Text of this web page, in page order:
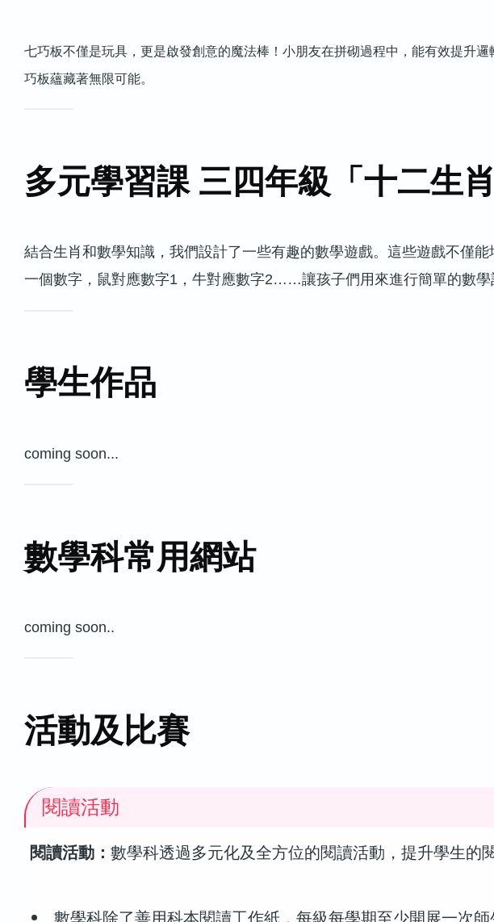
七巧板不僅是玩具，更是啟發創意的魔法棒！小朋友在拼砌過程中，能有效提升
巧板蘊藏著無限可能。
多元學習課 三四年級「十二生
結合生肖和數學知識，我們設計了一些有趣的數學遊戲。這些遊戲不僅
一個數字，鼠對應數字1，牛對應數字2……讓孩子們用來進行簡單的數學
學生作品
coming soon...
數學科常用網站
coming soon..
活動及比賽
閱讀活動
閱讀活動： 數學科透過多元化及全方位的閱讀活動，提升學生的
數學科除了善用科本閱讀工作紙，每級每學期至少開展一次